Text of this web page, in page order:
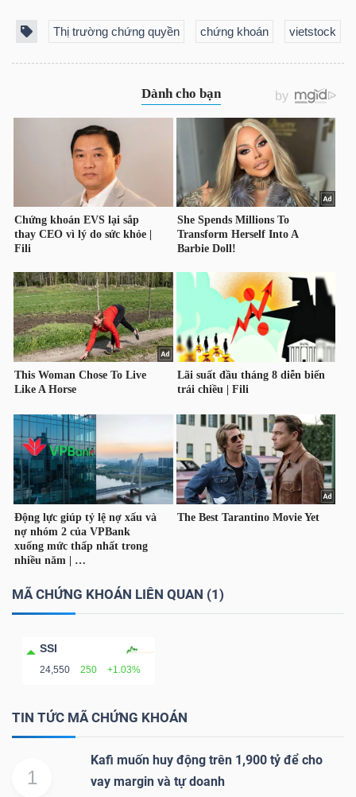
Thị trường chứng quyền chứng khoán vietstock
MÃ CHỨNG KHOÁN LIÊN QUAN (1)
SSI
24,550 250 +1.03%
TIN TỨC MÃ CHỨNG KHOÁN
1
Kafi muốn huy động trên 1,900 tỷ để cho
vay margin và tự doanh